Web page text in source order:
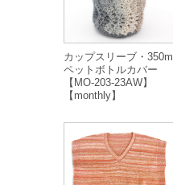
カップスリーブ・350ml
ペットボトルカバー
【MO-203-23AW】
【monthly】